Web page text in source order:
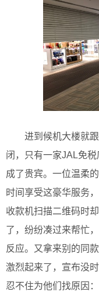
进到候机大楼就
闭，只有一家JAL免
成了贵宾。一位温柔
时间享受这豪华服务
收款机扫描二维码时
了，纷纷凑过来帮忙
反应。又拿来别的同
激烈起来了，宣布没
忍不住为他们找原因